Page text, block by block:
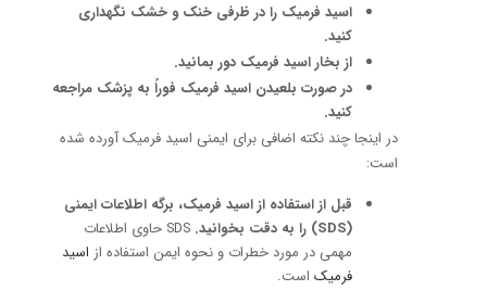
اسید فرمیک را در ظرفی خنک و خشک نگهداری
کنید.
از بخار اسید فرمیک دور بمانید.
در صورت بلعیدن اسید فرمیک فوراً به پزشک مراجعه
کنید.
در اینجا چند نکته اضافی برای ایمنی اسید فرمیک آورده شده
است:
قبل از استفاده از اسید فرمیک، برگه اطلاعات ایمنی
(SDS) را به دقت بخوانید.
SDS حاوی اطلاعات
مهمی در مورد خطرات و نحوه ایمن استفاده از اسید
فرمیک است.